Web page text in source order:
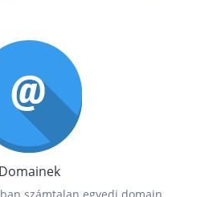
Domainek